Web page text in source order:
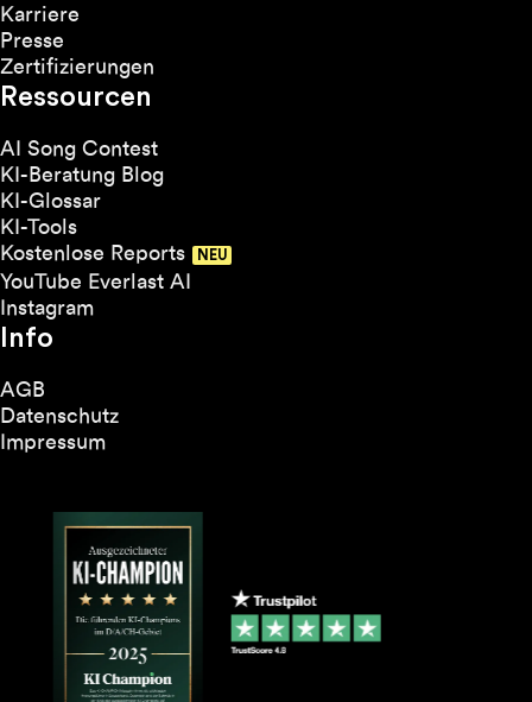
Karriere
Presse
Zertifizierungen
Ressourcen
AI Song Contest
KI-Beratung Blog
KI-Glossar
KI-Tools
Kostenlose Reports
YouTube Everlast AI
Instagram
Info
AGB
Datenschutz
Impressum